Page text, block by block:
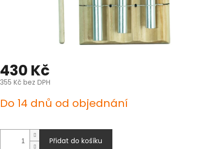
430 Kč
355 Kč bez DPH
cena:
Do 14 dnů od objednání
Přidat do košíku